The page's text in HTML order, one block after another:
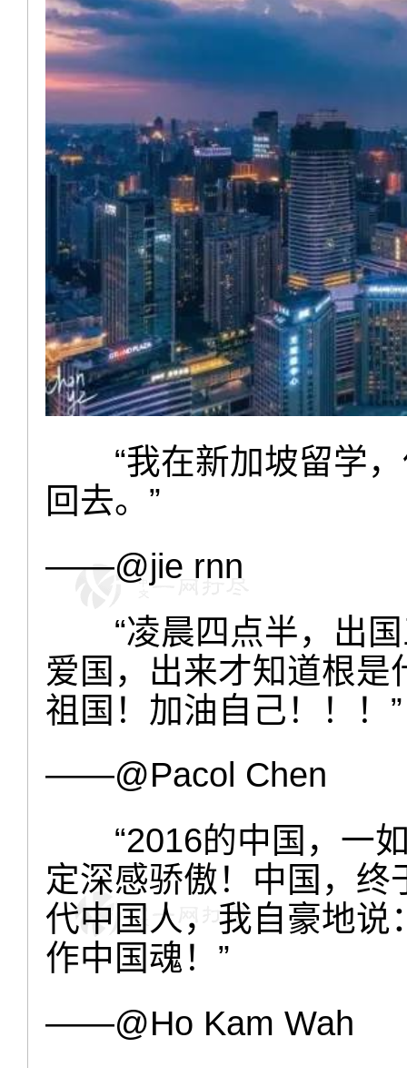
“我在新加坡留学
回去。”
——@jie rnn
“凌晨四点半，出
爱国，出来才知道根
祖国！加油自己！！！”
——@Pacol Chen
“2016的中国，一
定深感骄傲！中国，
代中国人，我自豪地说
作中国魂！”
——@Ho Kam Wah